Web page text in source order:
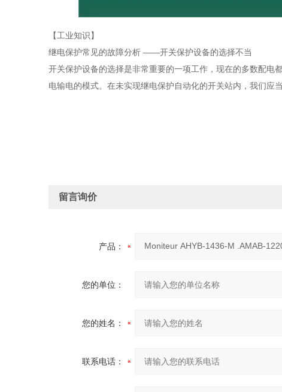
【工业知识】
继电保护常见的故障分析 ——开关保护设备的选择不当
开关保护设备的选择是非常重要的一项工作，现在的多数配
电输电的模式。在未实现继电保护自动化的开关站内，我们应
留言询价
产品：
您的单位：
您的姓名：
联系电话：